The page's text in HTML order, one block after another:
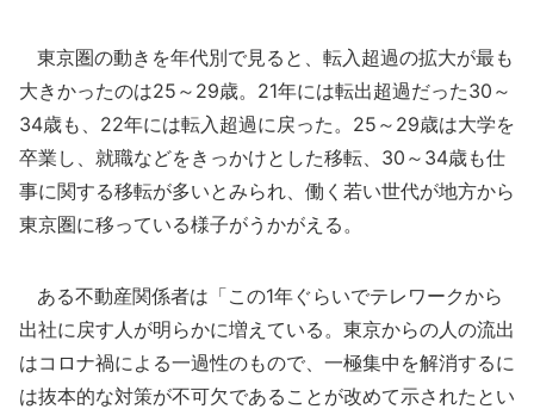
東京圏の動きを年代別で見ると、転入超過の拡大が最も
大きかったのは25～29歳。21年には転出超過だった30～
34歳も、22年には転入超過に戻った。25～29歳は大学を
卒業し、就職などをきっかけとした移転、30～34歳も仕
事に関する移転が多いとみられ、働く若い世代が地方から
東京圏に移っている様子がうかがえる。
ある不動産関係者は「この1年ぐらいでテレワークから
出社に戻す人が明らかに増えている。東京からの人の流出
はコロナ禍による一過性のもので、一極集中を解消するに
は抜本的な対策が不可欠であることが改めて示されたとい